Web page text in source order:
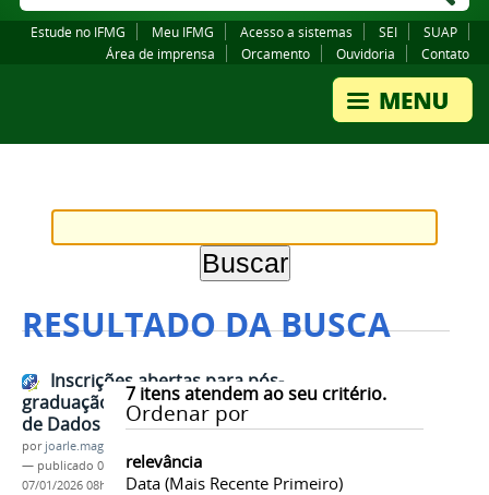
Estude no IFMG Meu IFMG Acesso a sistemas SEI
SUAP
Área de imprensa
Orcamento Ouvidoria Contato
RESULTADO DA BUSCA
7itens atendem ao seu critério.
Ordenar por
relevância
Data (mais Recente Primeiro)
Inscrições abertas para pós-
graduação em Análise Estratégica
de Dados
por joarle.magalhaes
— publicado 06/01/2026—última modificação
07/01/2026 08h54